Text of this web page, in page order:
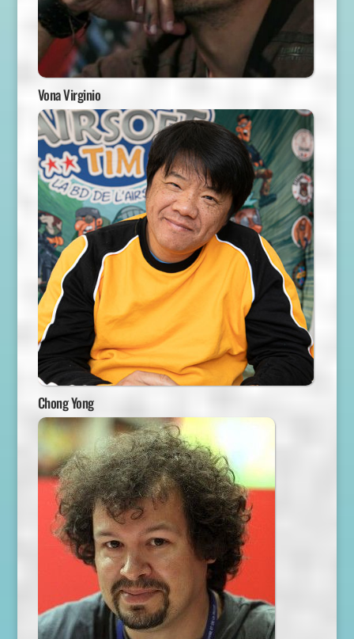
Vona Virginio
Chong Yong